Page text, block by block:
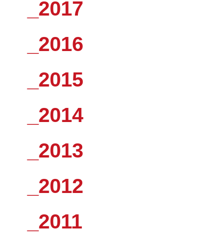
_2017
_2016
_2015
_2014
_2013
_2012
_2011